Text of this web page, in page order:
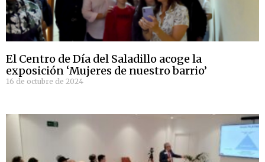
El Centro de Día del Saladillo acoge la
exposición ‘Mujeres de nuestro barrio’
16 de octubre de 2024